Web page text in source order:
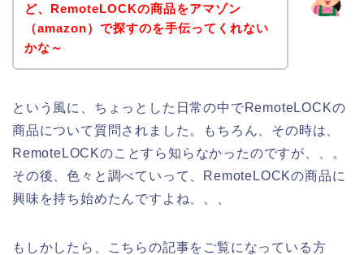
ど、RemoteLOCKの商品をアマゾン
（amazon）で探すのを手伝ってくれない
かな～
という風に、ちょっとした日常の中でRemoteLOCKの
商品について質問されました。もちろん、その時は、
RemoteLOCKのことすら知らなかったのですが、、。
その後、色々と調べていって、RemoteLOCKの商品に
興味を持ち始めたんですよね、、、
もしかしたら、こちらの記事をご覧になっている方